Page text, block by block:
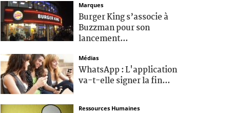
Marques
Burger King s’associe à
Buzzman pour son
lancement...
Médias
WhatsApp : L'application
va-t-elle signer la fin...
Ressources Humaines